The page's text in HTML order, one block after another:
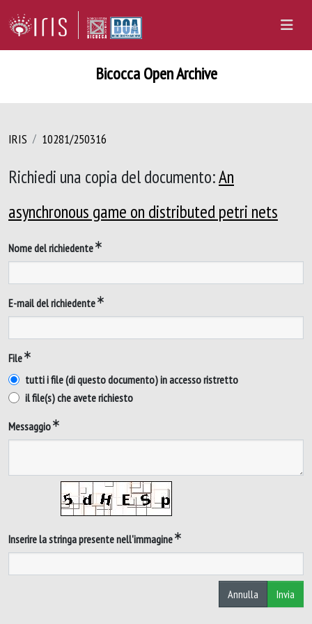
Bicocca Open Archive
IRIS 10281/250316
Richiedi una copia del documento:An
asynchronous game on distributed petri nets
Nome del richiedente
E-mail del richiedente
File
tutti i file (di questo documento) in accesso ristretto
il file(s) che avete richiesto
Messaggio
Inserire la stringa presente nell'immagine
Annulla Invia